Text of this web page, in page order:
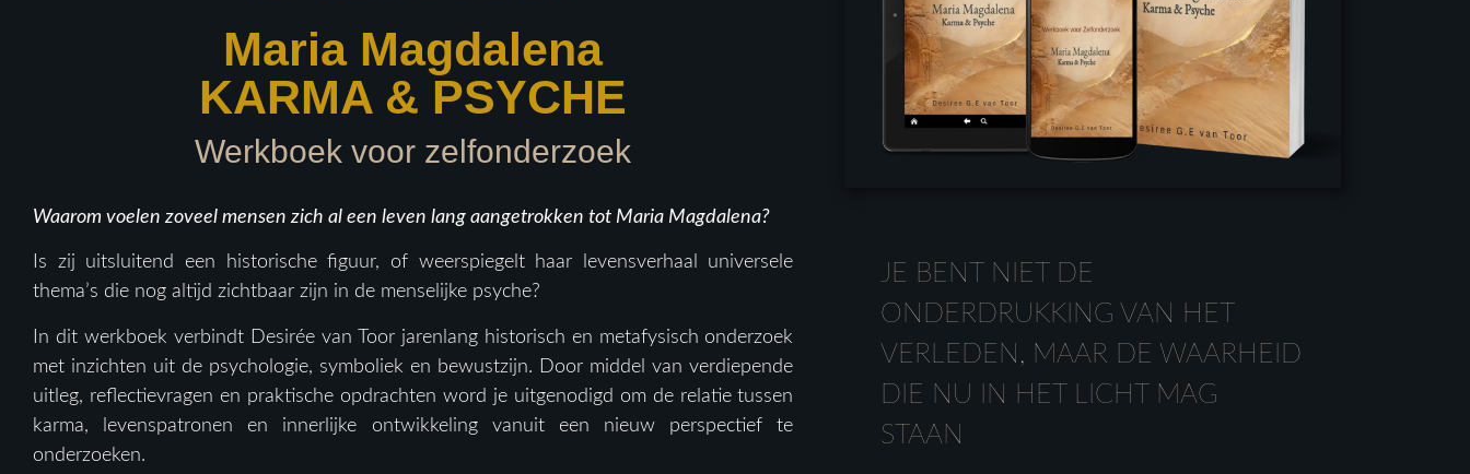
Maria Magdalena
KARMA & PSYCHE
Werkboek voor zelfonderzoek
Waarom voelen zoveel mensen zich al een leven lang aangetrokken tot Maria Magdalena?
Is zij uitsluitend een historische figuur, of weerspiegelt haar levensverhaal universele
thema’s die nog altijd zichtbaar zijn in de menselijke psyche?
In dit werkboek verbindt Desirée van Toor jarenlang historisch en metafysisch onderzoek
met inzichten uit de psychologie, symboliek en bewustzijn. Door middel van verdiepende
uitleg, reflectievragen en praktische opdrachten word je uitgenodigd om de relatie tussen
karma, levenspatronen en innerlijke ontwikkeling vanuit een nieuw perspectief te
onderzoeken.
JE BENT NIET DE
ONDERDRUKKING VAN HET
VERLEDEN, MAAR DE WAARHEID
DIE NU IN HET LICHT MAG
STAAN